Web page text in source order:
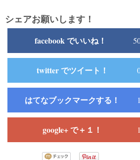
シェアお願いします！
facebook でいいね！
twitter でツイート！
はてなブックマークする！ 1
google+ で＋１！ 1